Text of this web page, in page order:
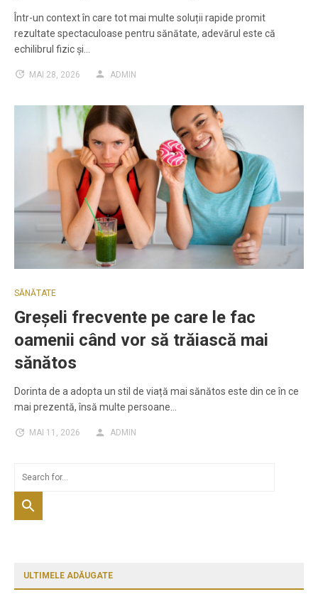
Într-un context în care tot mai multe soluții rapide promit
rezultate spectaculoase pentru sănătate, adevărul este că
echilibrul fizic și…
MAI 28, 2026 ADMIN
SĂNĂTATE
Greșeli frecvente pe care le fac
oamenii când vor să trăiască mai
sănătos
Dorinta de a adopta un stil de viață mai sănătos este din ce în ce
mai prezentă, însă multe persoane…
MAI 11, 2026 ADMIN
ULTIMELE ADĂUGATE